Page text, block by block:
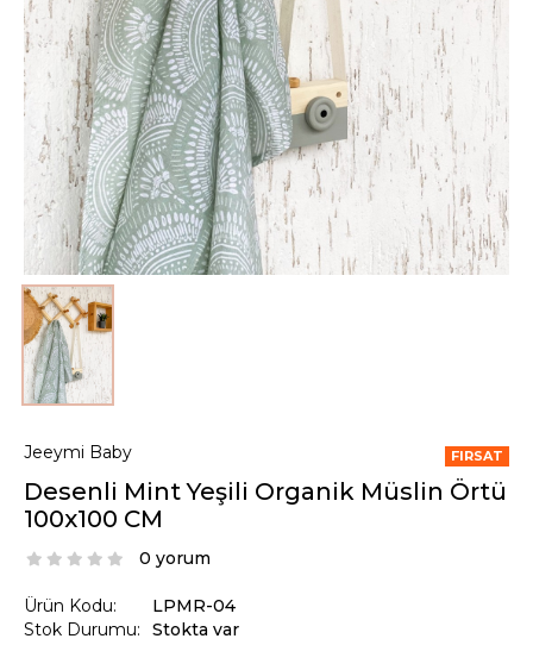
Jeeymi Baby FIRSAT
Desenli Mint Yeşili Organik Müslin Örtü
100x100 CM
0 yorum
Ürün Kodu:
Stok Durumu:
LPMR-04
Stokta var